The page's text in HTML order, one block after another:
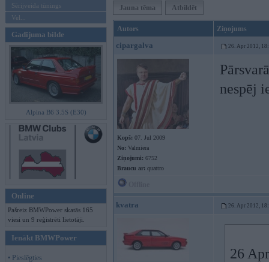
Sērijveida tūnings
Vel...
Gadījuma bilde
Alpina B6 3.5S (E30)
Online
Pašreiz BMWPower skatās 165
viesi un 9 reģistrēti lietotāji.
Ienākt BMWPower
• Pieslēgties
Jauna tēma Atbildēt
Autors Ziņojums
cipargalva 26. Apr 2012,
Kopš: 07. Jul 2009
No: Valmiera
Ziņojumi: 6752
Braucu ar: quattro
nespēj
kvatra 26. Apr 2012,
26